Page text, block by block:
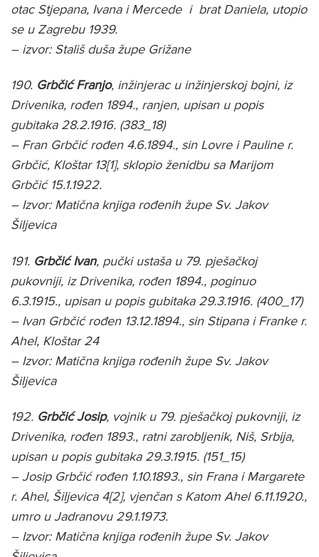
otac Stjepana, Ivana i Mercede i brat Daniela, utopio
se u Zagrebu 1939.
– izvor: Stališ duša župe Grižane
190. Grbčić Franjo, inžinjerac u inžinjerskoj bojni, iz
Drivenika, rođen 1894., ranjen, upisan u popis
gubitaka 28.2.1916. (383_18)
– Fran Grbčić rođen 4.6.1894., sin Lovre i Pauline r.
Grbčić, Kloštar 13[1], sklopio ženidbu sa Marijom
Grbčić 15.1.1922.
– Izvor: Matična knjiga rođenih župe Sv. Jakov
Šiljevica
191. Grbčić Ivan, pučki ustaša u 79. pješačkoj
pukovniji, iz Drivenika, rođen 1894., poginuo
6.3.1915., upisan u popis gubitaka 29.3.1916. (400_17)
– Ivan Grbčić rođen 13.12.1894., sin Stipana i Franke r.
Ahel, Kloštar 24
– Izvor: Matična knjiga rođenih župe Sv. Jakov
Šiljevica
192. Grbčić Josip, vojnik u 79. pješačkoj pukovniji, iz
Drivenika, rođen 1893., ratni zarobljenik, Niš, Srbija,
upisan u popis gubitaka 29.3.1915. (151_15)
– Josip Grbčić rođen 1.10.1893., sin Frana i Margarete
r. Ahel, Šiljevica 4[2], vjenčan s Katom Ahel 6.11.1920.,
umro u Jadranovu 29.1.1973.
– Izvor: Matična knjiga rođenih župe Sv. Jakov